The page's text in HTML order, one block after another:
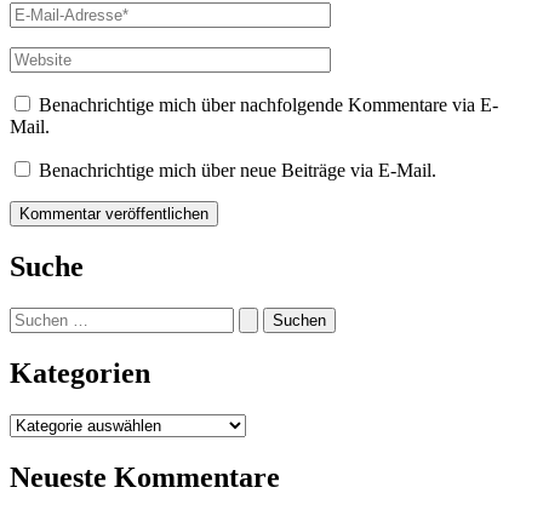
E-
Mail-
Adresse*
Website
Benachrichtige mich über nachfolgende Kommentare via E-
Mail.
Benachrichtige mich über neue Beiträge via E-Mail.
Suche
Suchen
nach:
Kategorien
Kategorien
Neueste Kommentare